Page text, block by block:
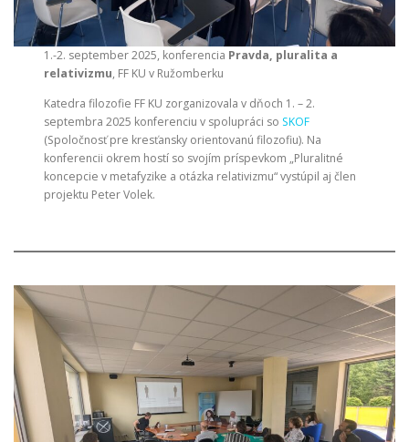
1.-2. september 2025, konferencia Pravda, pluralita a
relativizmu, FF KU v Ružomberku
Katedra filozofie FF KU zorganizovala v dňoch 1. – 2.
septembra 2025 konferenciu v spolupráci so SKOF
(Spoločnosť pre kresťansky orientovanú filozofiu). Na
konferencii okrem hostí so svojím príspevkom „Pluralitné
koncepcie v metafyzike a otázka relativizmu“ vystúpil aj člen
projektu Peter Volek.